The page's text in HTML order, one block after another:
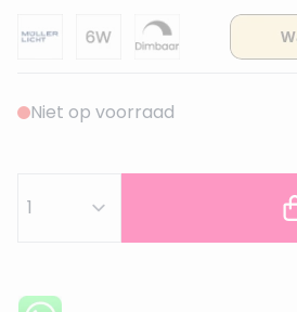
Niet op voorraad